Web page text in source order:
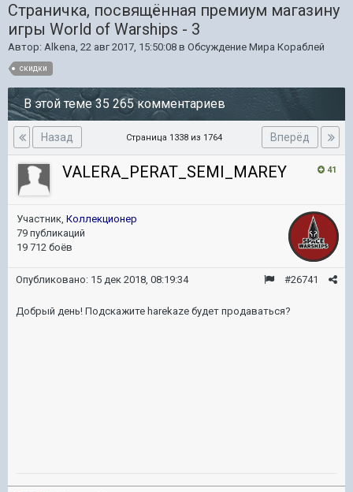
Страничка, посвящённая премиум магазину
игры World of Warships - 3
Автор: Alkena, 22 авг 2017, 15:50:08 в Обсуждение Мира Кораблей
скидки
В этой теме 35 265 комментариев
Назад Вперёд
Страница 1338 из 1764
41
VALERA_PERAT_SEMI_MAREY
Участник, Коллекционер
79 публикаций
19 712 боёв
#26741
Опубликовано: 15 дек 2018, 08:19:34
Добрый день! Подскажите harekaze будет продаваться?